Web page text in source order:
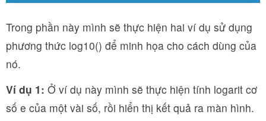
Trong phần này mình sẽ thực hiện hai ví dụ sử dụng
phương thức log10() để minh họa cho cách dùng của
nó.
Ví dụ 1: Ở ví dụ này mình sẽ thực hiện tính logarit cơ
số e của một vài số, rồi hiển thị kết quả ra màn hình.